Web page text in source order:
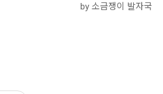
by 소금쟁이 발자국